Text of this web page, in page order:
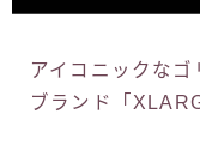
アイコニックな
ブランド「